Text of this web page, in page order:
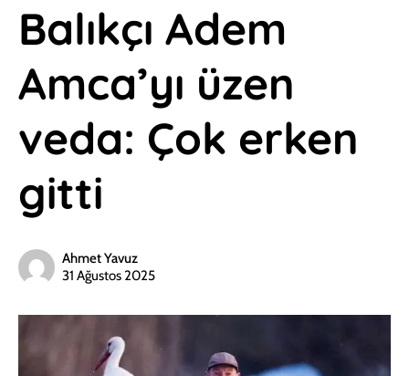
Balıkçı Adem
Amca’yı üzen
veda: Çok erken
gitti
Ahmet Yavuz
31 Ağustos 2025